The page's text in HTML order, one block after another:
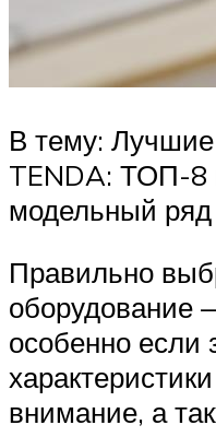
В тему:
TENDA: ТОП-8
модельный ряд
Правильно
оборудование
особенно если
внимание, а